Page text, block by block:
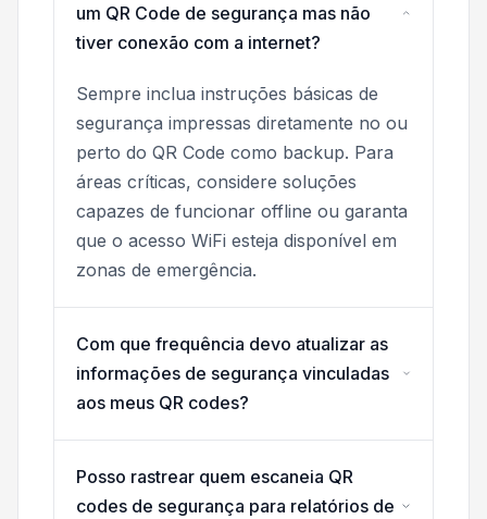
um QR Code de segurança mas não
tiver conexão com a internet?
Sempre inclua instruções básicas de
segurança impressas diretamente no ou
perto do QR Code como backup. Para
áreas críticas, considere soluções
capazes de funcionar offline ou garanta
que o acesso WiFi esteja disponível em
zonas de emergência.
Com que frequência devo atualizar as
informações de segurança vinculadas
aos meus QR codes?
Posso rastrear quem escaneia QR
codes de segurança para relatórios de